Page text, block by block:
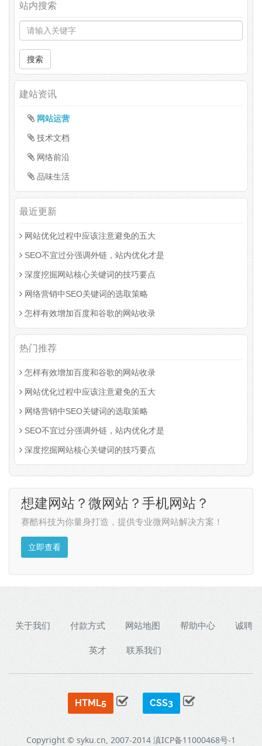
站内搜索
搜索
建站资讯
网站运营
技术文档
网络前沿
品味生活
最近更新
网站优化过程中应该注意避免的五大
SEO不宜过分强调外链，站内优化才是
深度挖掘网站核心关键词的技巧要点
网络营销中SEO关键词的选取策略
怎样有效增加百度和谷歌的网站收录
热门推荐
怎样有效增加百度和谷歌的网站收录
网站优化过程中应该注意避免的五大
网络营销中SEO关键词的选取策略
SEO不宜过分强调外链，站内优化才是
深度挖掘网站核心关键词的技巧要点
想建网站？微网站？手机网站？
赛酷科技为你量身打造，提供专业微网站解决方案！
立即查看
关于我们 付款方式 网站地图 帮助中心 诚聘
英才 联系我们
HTML5 CSS3
Copyright © syku.cn, 2007-2014 滇ICP备11000468号-1